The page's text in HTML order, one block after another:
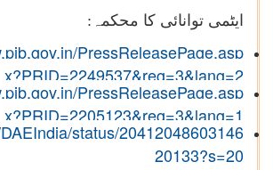
ایٹمی توانائی کا محکمہ :
PressReleasePage.asp
x?PRID=2249537&reg=3&lang=2
PressReleasePage.asp
x?PRID=2205123&reg=3&lang=1
status/20412048603146
20133?s=20